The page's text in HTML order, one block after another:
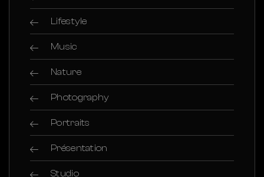
Lifestyle
Music
Nature
Photography
Portraits
Présentation
Studio